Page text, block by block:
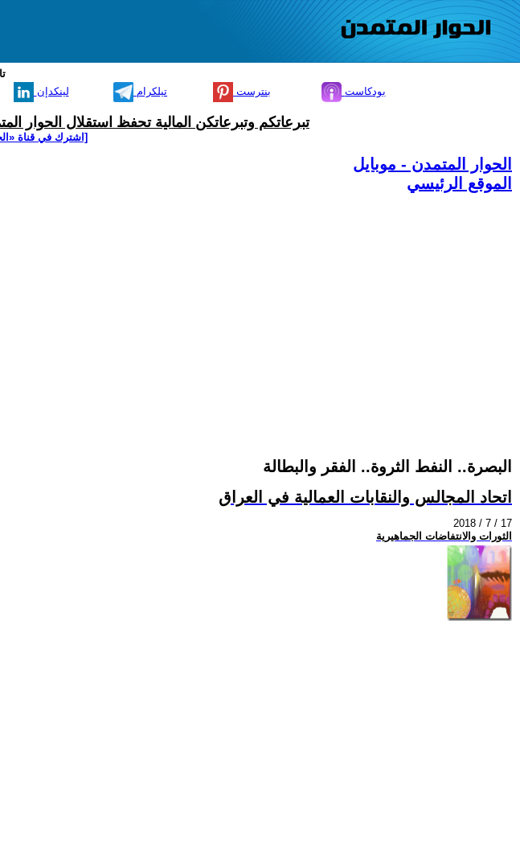
لينكدإن تيلكرام بنترست بودكاست
تبرعاتكم وتبرعاتكن المالية تحفظ استقلال الحوار
[اشترك في قناة
الحوار المتمدن - موبايل
الموقع الرئيسي
البصرة.. النفط الثروة.. الفقر والبطالة
اتحاد المجالس والنقابات العمالية في العراق
2018 / 7 / 17
الثورات والانتفاضات الجماهيرية